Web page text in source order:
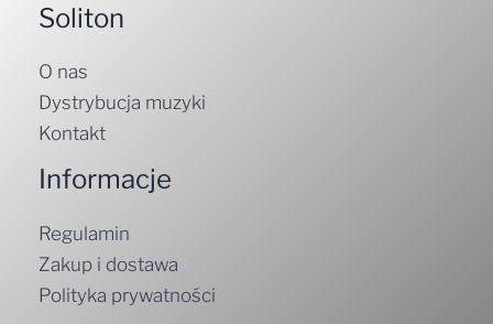
Soliton
O nas
Dystrybucja muzyki
Kontakt
Informacje
Regulamin
Zakup i dostawa
Polityka prywatności